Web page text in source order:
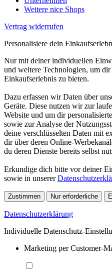
Weitere nice Shops
Vertrag widerrufen
Personalisiere dein
Nur mit deiner individuellen
und weitere Technologien, um dir
Einkaufserlebnis zu bieten.
Dazu erfassen wir Daten über
Geräte. Diese nutzen wir zur
Website und um dir
sowie zur Analyse der
deine verschlüsselten Daten mit
dir über deren Online-
du deren Dienste bereits selbst
Erkundige dich bitte vor deiner
sowie in unserer
Zustimmen Nur erforderliche
Datenschutzerklärung
Individuelle Datenschutz-
Marketing per Customer-